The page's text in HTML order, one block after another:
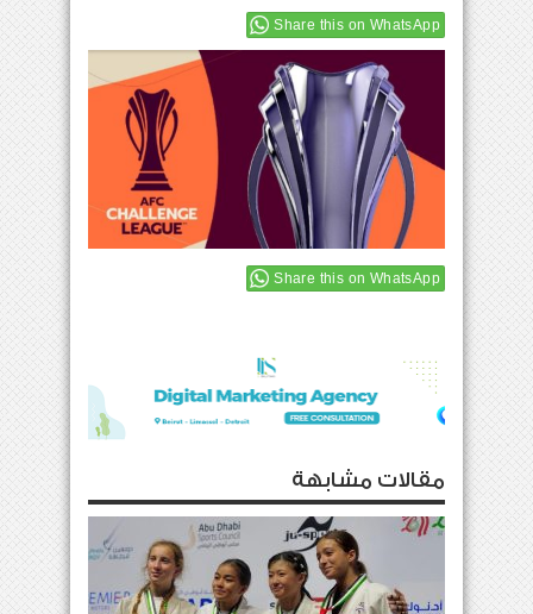
Share this on WhatsApp
Share this on WhatsApp
مقالات مشابهة